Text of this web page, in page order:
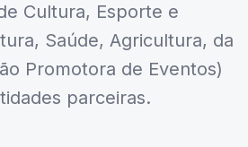
Cultura, Esporte e
Saúde, Agricultura, da
Promotora de Eventos)
parceiras.